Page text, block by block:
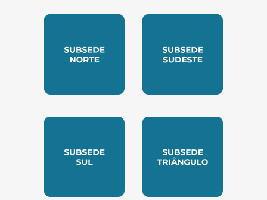
SUBSEDE CENTRO OESTE
SUBSEDE LESTE
SUBSEDE NORTE SUBSEDE SUDESTE